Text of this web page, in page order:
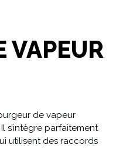
VAPEUR
de vapeur
s’intègre parfaitement
utilisent des raccords